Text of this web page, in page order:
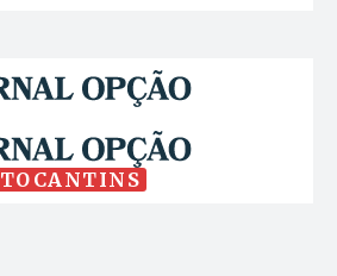
TOCANTINS